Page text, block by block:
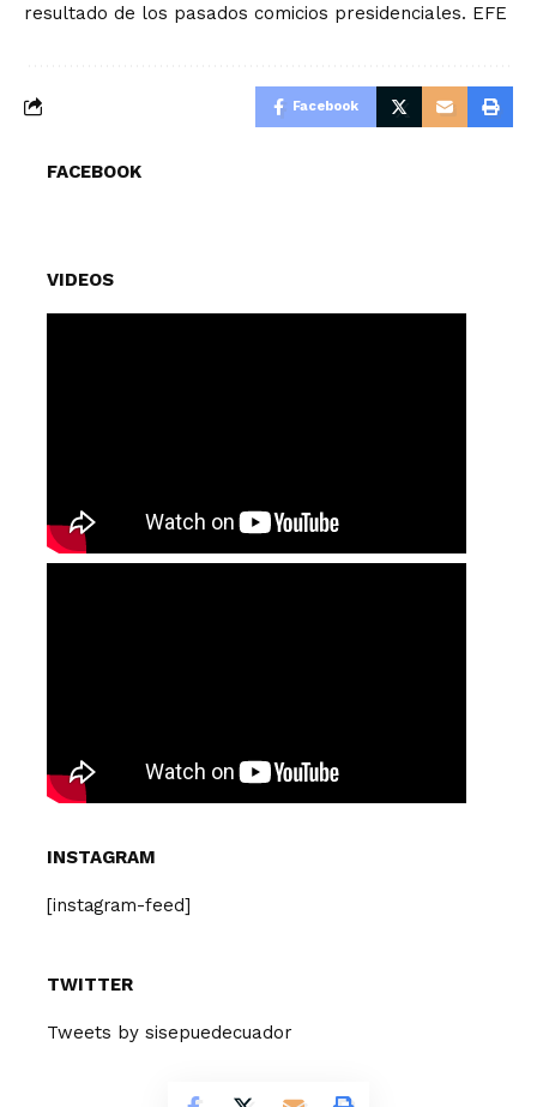
resultado de los pasados comicios presidenciales. EFE
Facebook
FACEBOOK
VIDEOS
INSTAGRAM
[instagram-feed]
TWITTER
Tweets by sisepuedecuador